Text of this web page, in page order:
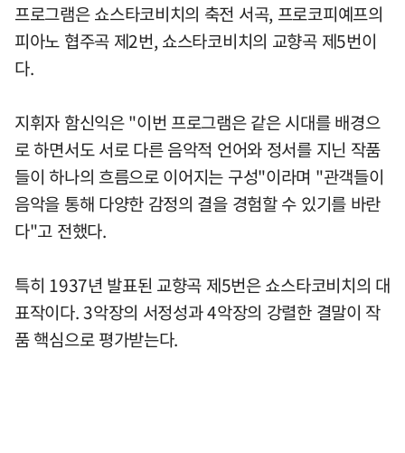
프로그램은 쇼스타코비치의 축전 서곡, 프로코피예프의
피아노 협주곡 제2번, 쇼스타코비치의 교향곡 제5번이
다.
지휘자 함신익은 "이번 프로그램은 같은 시대를 배경으
로 하면서도 서로 다른 음악적 언어와 정서를 지닌 작품
들이 하나의 흐름으로 이어지는 구성"이라며 "관객들이
음악을 통해 다양한 감정의 결을 경험할 수 있기를 바란
다"고 전했다.
특히 1937년 발표된 교향곡 제5번은 쇼스타코비치의 대
표작이다. 3악장의 서정성과 4악장의 강렬한 결말이 작
품 핵심으로 평가받는다.